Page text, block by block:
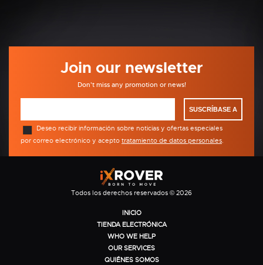
Join our newsletter
Don't miss any promotion or news!
SUSCRÍBASE A
Deseo recibir información sobre noticias y ofertas especiales
por correo electrónico y acepto tratamiento de datos personales.
Todos los derechos reservados © 2026
INICIO
TIENDA ELECTRÓNICA
WHO WE HELP
OUR SERVICES
QUIÉNES SOMOS